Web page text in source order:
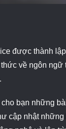
được thành
về ngôn ngữ
bạn những
cập nhật